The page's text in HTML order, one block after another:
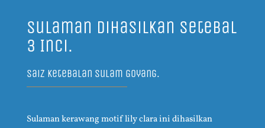
Sulaman Dihasilkan Setebal
3 Inci.
Saiz Ketebalan Sulam Goyang.
Sulaman kerawang motif lily clara ini dihasilkan